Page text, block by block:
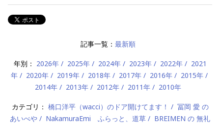
記事一覧： 最新順
年別： 2026年 2025年 2024年 2023年 2022年
2021
年
2020年 2019年 2018年 2017年 2016年
2015年
2014年
2013年 2012年 2011年 2010年
カテゴリ： 橋口洋平（wacci）のドア開けてます！
冨岡 愛 の
あいべや
NakamuraEmi ふらっと、道草
BREIMEN の 無礼